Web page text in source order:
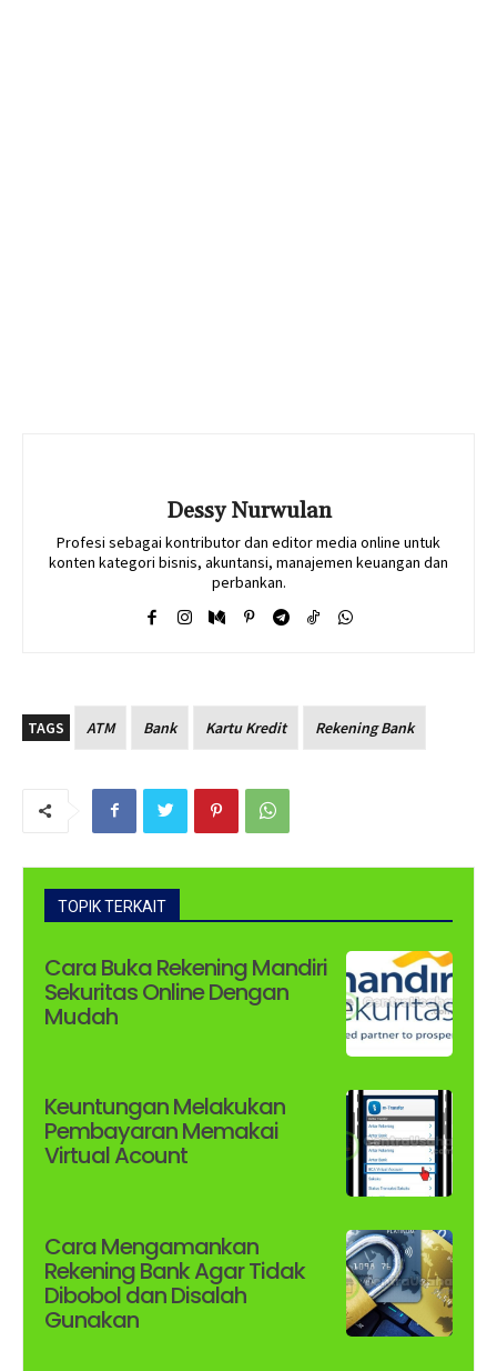
Dessy Nurwulan
Profesi sebagai kontributor dan editor media online untuk
konten kategori bisnis, akuntansi, manajemen keuangan dan
perbankan.
TAGS ATM Bank Kartu Kredit Rekening Bank
TOPIK TERKAIT
Cara Buka Rekening Mandiri
Sekuritas Online Dengan
Mudah
Keuntungan Melakukan
Pembayaran Memakai
Virtual Acount
Cara Mengamankan
Rekening Bank Agar Tidak
Dibobol dan Disalah
Gunakan